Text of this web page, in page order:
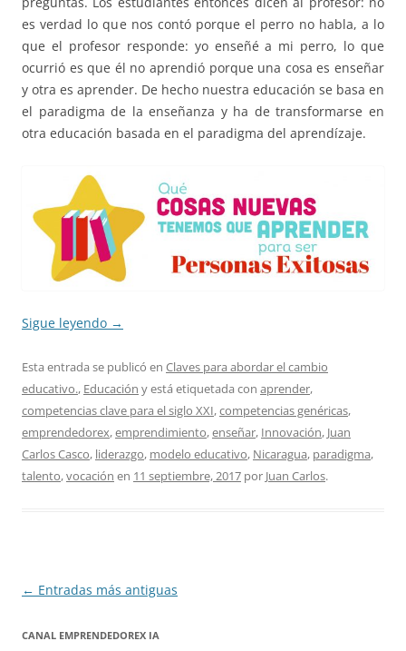
es verdad lo que nos contó porque el perro no habla, a lo
que el profesor responde: yo enseñé a mi perro, lo que
ocurrió es que él no aprendió porque una cosa es enseñar
y otra es aprender. De hecho nuestra educación se basa en
el paradigma de la enseñanza y ha de transformarse en
otra educación basada en el paradigma del aprendízaje.
Sigue leyendo →
Esta entrada se publicó en Claves para abordar el cambio
educativo., Educación y está etiquetada con aprender,
competencias clave para el siglo XXI,competencias genéricas,
emprendedorex,emprendimiento,enseñar, Innovación, Juan
Carlos Casco, liderazgo, modelo educativo, Nicaragua, paradigma,
talento,vocación en 11 septiembre, 2017 por Juan Carlos.
Navegación
entradas
← Entradas más antiguas
CANAL EMPRENDEDOREX IA